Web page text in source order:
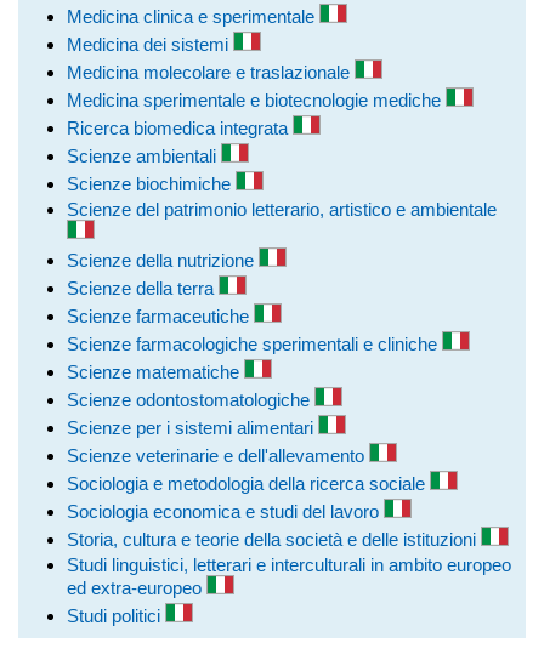
Medicina clinica e sperimentale
Medicina dei sistemi
Medicina molecolare e traslazionale
Medicina sperimentale e biotecnologie mediche
Ricerca biomedica integrata
Scienze ambientali
Scienze biochimiche
Scienze del patrimonio letterario, artistico e ambientale
Scienze della nutrizione
Scienze della terra
Scienze farmaceutiche
Scienze farmacologiche sperimentali e cliniche
Scienze matematiche
Scienze odontostomatologiche
Scienze per i sistemi alimentari
Scienze veterinarie e dell'allevamento
Sociologia e metodologia della ricerca sociale
Sociologia economica e studi del lavoro
Storia, cultura e teorie della società e delle istituzioni
Studi linguistici, letterari e interculturali in ambito europeo
ed extra-europeo
Studi politici